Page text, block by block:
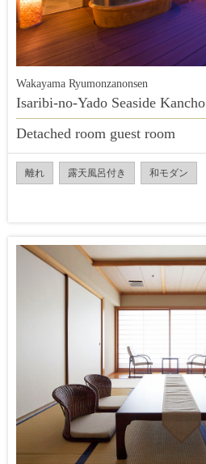
Wakayama Ryumonzanonsen
Isaribi-no-Yado Seaside Kancho
Detached room guest room
離れ 露天風呂付き 和モダン